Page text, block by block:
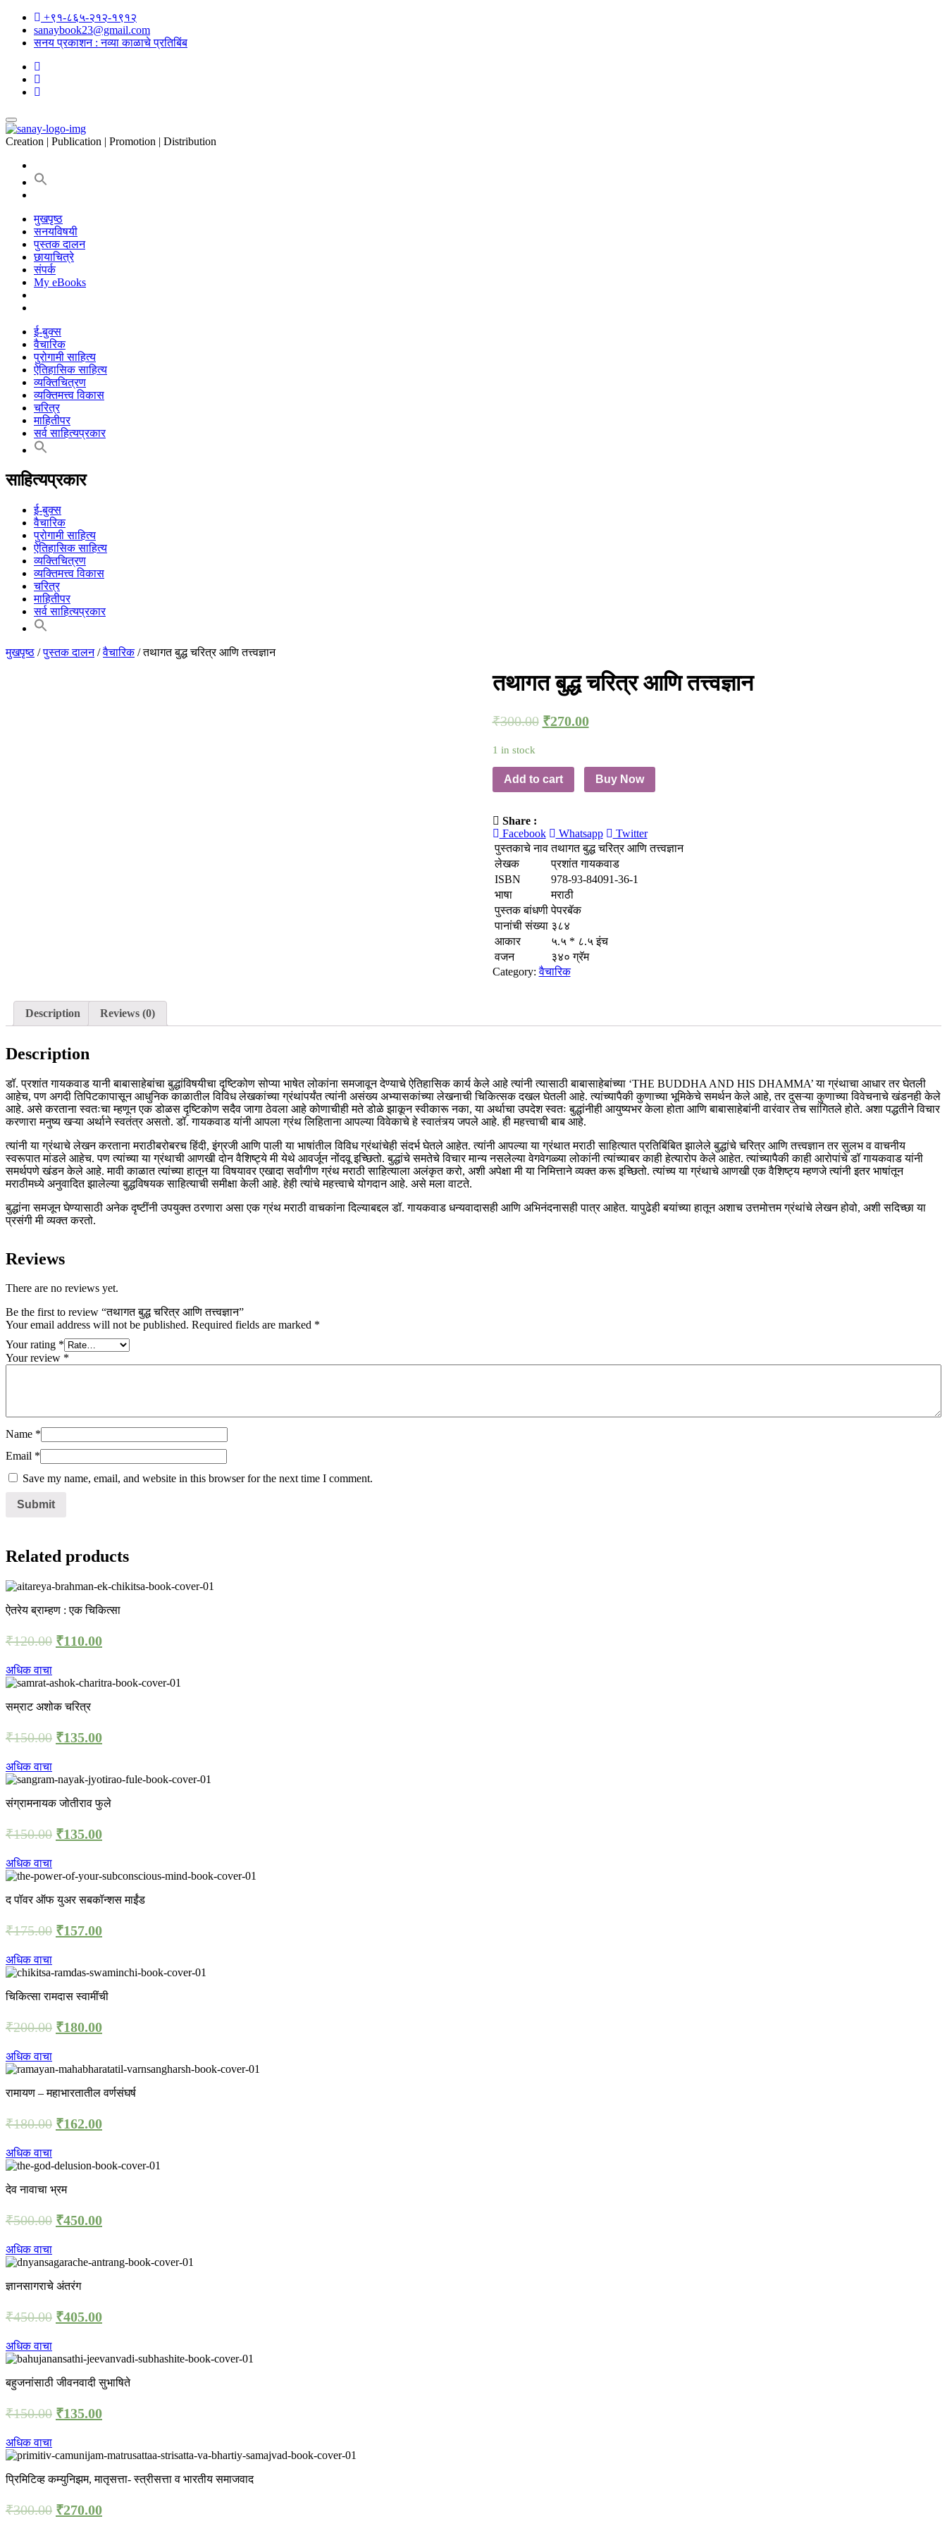
+९१-८६५-२१२-१९१२
sanaybook23@gmail.com
सनय प्रकाशन : नव्या काळाचे प्रतिबिंब
Creation | Publication | Promotion | Distribution
मुखपृष्ठ
सनयविषयी
पुस्तक दालन
छायाचित्रे
संपर्क
My eBooks
ई-बुक्स
वैचारिक
पुरोगामी साहित्य
ऐतिहासिक साहित्य
व्यक्तिचित्रण
व्यक्तिमत्त्व विकास
चरित्र
माहितीपर
सर्व साहित्यप्रकार
साहित्यप्रकार
ई-बुक्स
वैचारिक
पुरोगामी साहित्य
ऐतिहासिक साहित्य
व्यक्तिचित्रण
व्यक्तिमत्त्व विकास
चरित्र
माहितीपर
सर्व साहित्यप्रकार
मुखपृष्ठ /पुस्तक दालन/वैचारिक/तथागत बुद्ध चरित्र आणि तत्त्वज्ञान
तथागत बुद्ध चरित्र आणि तत्त्वज्ञान
₹300.00 ₹270.00
1 in stock
Add to cart Buy Now
Share :
Facebook
Whatsapp
Twitter
पुस्तकाचे नाव तथागत बुद्ध चरित्र आणि तत्त्वज्ञान
लेखक
प्रशांत गायकवाड
ISBN
978-93-84091-36-1
भाषा
मराठी
पुस्तक बांधणी पेपरबॅक
पानांची संख्या ३८४
आकार
५.५ * ८.५ इंच
वजन
३४० ग्रॅम
Category:वैचारिक
Description Reviews (0)
Description
डॉ. प्रशांत गायकवाड यानी बाबासाहेबांचा बुद्धांविषयीचा दृष्टिकोण सोप्या भाषेत लोकांना समजावून देण्याचे ऐतिहासिक कार्य केले आहे त्यांनी त्यासाठी बाबासाहेबांच्या ‘THE BUDDHA AND HIS DHAMMA’ या ग्रंथाचा आधार तर घेतली
आहेच, पण अगदी तिपिटकापासून आधुनिक काळातील विविध लेखकांच्या ग्रंथांपर्यंत त्यांनी असंख्य अभ्यासकांच्या लेखनाची चिकित्सक दखल घेतली आहे. त्यांच्यापैकी कुणाच्या भूमिकेचे समर्थन केले आहे, तर दुसऱ्या कुणाच्या विवेचनाचे खंडनही केले
आहे. असे करताना स्वतःचा म्हणून एक डोळस दृष्टिकोण सदैव जागा ठेवला आहे कोणाचीही मते डोळे झाकून स्वीकारू नका, या अर्थाचा उपदेश स्वतः बुद्धांनीही आयुष्यभर केला होता आणि बाबासाहेबांनी वारंवार तेच सांगितले होते. अशा पद्धतीने विचार
करणारा मनुष्य खऱ्या अर्थाने स्वतंत्र असतो. डॉ. गायकवाड यांनी आपला ग्रंथ लिहिताना आपल्या विवेकाचे हे स्वातंत्र्य जपले आहे. ही महत्त्वाची बाब आहे.
त्यांनी या ग्रंथाचे लेखन करताना मराठीबरोबरच हिंदी, इंग्रजी आणि पाली या भाषांतील विविध ग्रंथांचेही संदर्भ घेतले आहेत. त्यांनी आपल्या या ग्रंथात मराठी साहित्यात प्रतिबिंबित झालेले बुद्धांचे चरित्र आणि तत्त्वज्ञान तर सुलभ व वाचनीय
स्वरूपात मांडले आहेच. पण त्यांच्या या ग्रंथाची आणखी दोन वैशिष्ट्ये मी येथे आवर्जून नोंदवू इच्छितो. बुद्धांचे समतेचे विचार मान्य नसलेल्या वेगवेगळ्या लोकांनी त्यांच्याबर काही हेत्यारोप केले आहेत. त्यांच्यापैकी काही आरोपांचे डॉ गायकवाड यांनी
समर्थपणे खंडन केले आहे. मावी काळात त्यांच्या हातून या विषयावर एखादा सर्वांगीण ग्रंथ मराठी साहित्याला अलंकृत करो, अशी अपेक्षा मी या निमित्ताने व्यक्त करू इच्छितो. त्यांच्य या ग्रंथाचे आणखी एक वैशिष्ट्य म्हणजे त्यांनी इतर भाषांतून
मराठीमध्ये अनुवादित झालेल्या बुद्ध‌विषयक साहित्याची समीक्षा केली आहे. हेही त्यांचे महत्त्वाचे योगदान आहे. असे मला वाटते.
बुद्धांना समजून घेण्यासाठी अनेक दृष्टींनी उपयुक्त ठरणारा असा एक ग्रंथ मराठी वाचकांना दिल्याबद्दल डॉ. गायकवाड धन्यवादासही आणि अभिनंदनासही पात्र आहेत. यापुढेही बयांच्या हातून अशाच उत्तमोत्तम ग्रंथांचे लेखन होवो, अशी सदिच्छा या
प्रसंगी मी व्यक्त करतो.
Reviews
There are no reviews yet.
Be the first to review “तथागत बुद्ध चरित्र आणि तत्त्वज्ञान”
Your email address will not be published. Required fields are marked *
Your rating *
Your review *
Name *
Email *
Save my name, email, and website in this browser for the next time I comment.
Related products
ऐतरेय ब्राम्हण : एक चिकित्सा
₹120.00 ₹110.00
अधिक वाचा
सम्राट अशोक चरित्र
₹150.00 ₹135.00
अधिक वाचा
संग्रामनायक जोतीराव फुले
₹150.00 ₹135.00
अधिक वाचा
द पॉवर ऑफ युअर सबकॉन्शस माईंड
₹175.00 ₹157.00
अधिक वाचा
चिकित्सा रामदास स्वामींची
₹200.00 ₹180.00
अधिक वाचा
रामायण – महाभारतातील वर्णसंघर्ष
₹180.00 ₹162.00
अधिक वाचा
देव नावाचा भ्रम
₹500.00 ₹450.00
अधिक वाचा
ज्ञानसागराचे अंतरंग
₹450.00 ₹405.00
अधिक वाचा
बहुजनांसाठी जीवनवादी सुभाषिते
₹150.00 ₹135.00
अधिक वाचा
प्रिमिटिव्ह कम्युनिझम, मातृसत्ता- स्त्रीसत्ता व भारतीय समाजवाद
₹300.00 ₹270.00